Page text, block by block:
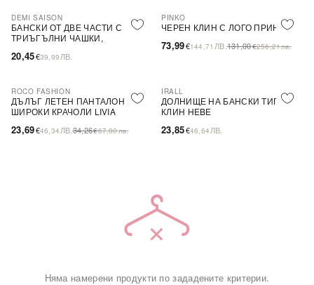
DEMI SAISON
БАНСКИ ОТ ДВЕ ЧАСТИ С
ТРИЪГЪЛНИ ЧАШКИ,
20,45€39,99 ЛВ.
-44%
PINKO
ЧЕРЕН КЛИН С ЛОГО ПРИНТ
73,99€144,71 ЛВ.131,00€256,21лв.
-31%
ROCO FASHION
ДЪЛЪГ ЛЕТЕН ПАНТАЛОН С
ШИРОКИ КРАЧОЛИ LIVIA
23,69€46,34 ЛВ.34,26€67,00лв.
IRALL
ДОЛНИЩЕ НА БАНСКИ ТИП
КЛИН HEBE
23,85€46,64 ЛВ.
Няма намерени продукти по зададените критерии.